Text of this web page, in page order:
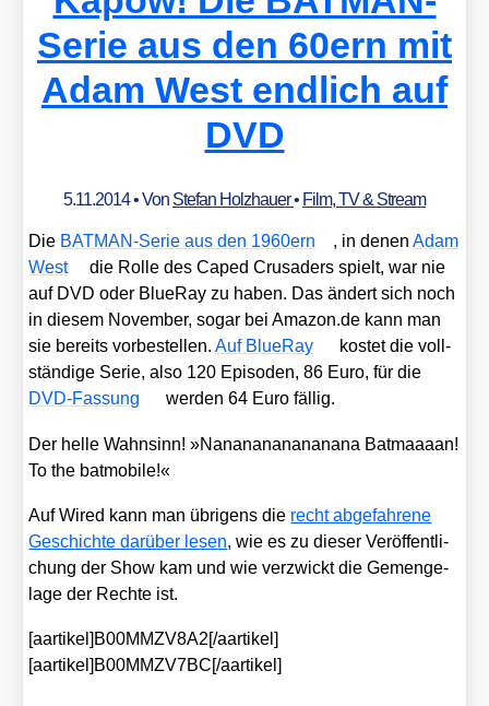
Serie aus den 60ern mit
Adam West endlich auf
DVD
5.11.2014• Von Stefan Holzhauer• Film, TV & Stream
Die BAT­MAN-Serie aus den 1960ern , in denenAdam
West
die Rol­le des Caped Cru­saders spielt, war nie
auf DVD oder BlueR­ay zu haben. Das ändert sich noch
in die­sem Novem­ber, sogar bei Ama​zon​.de kann man
sie bereits vor­be­stel­len.Auf BlueR­ay
kos­tet die voll­
stän­di­ge Serie, also 120 Epi­so­den, 86 Euro, für die
DVD-Fas­sung
wer­den 64 Euro fäl­lig.
Der hel­le Wahn­sinn! »Nanananananana­na Bat­maaa­an!
To the bat­mo­bi­le!«
Auf Wired kann man übri­gens die recht abge­fah­re­ne
Geschich­te dar­über lesen, wie es zu die­ser Ver­öf­fent­li­
chung der Show kam und wie ver­zwickt die Gemenge­
la­ge der Rech­te ist.
[aartikel]B00MMZV8A2[/aartikel]
[aartikel]B00MMZV7BC[/aartikel]